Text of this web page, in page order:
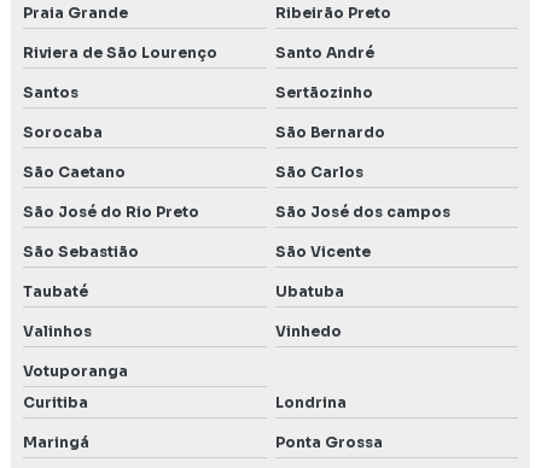
Plano de controle e monitoramento ambiental
Poço de monitoramento de água subterrânea
Precend
Preço estudo de impacto de vizinhança
Preço inventário florestal
Preço de licença ambiental
Preço licenciamento ambiental
Projeto técnico de reconstituição da flora
Praia Grande Ribeirão Preto
Riviera de São Lourenço Santo André
Santos Sertãozinho
Sorocaba São Bernardo
São Caetano São Carlos
São José do Rio Preto São José dos campos
São Sebastião São Vicente
Taubaté Ubatuba
Valinhos Vinhedo
Votuporanga
Curitiba
Londrina
Maringá Ponta Grossa